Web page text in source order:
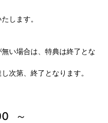
します。
い場合は、特典は終了とな
次第、終了となります。